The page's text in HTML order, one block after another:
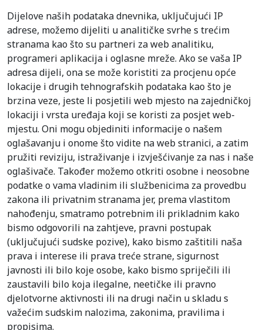
Dijelove naših podataka dnevnika, uključujući IP
adrese, možemo dijeliti u analitičke svrhe s trećim
stranama kao što su partneri za web analitiku,
programeri aplikacija i oglasne mreže. Ako se vaša IP
adresa dijeli, ona se može koristiti za procjenu opće
lokacije i drugih tehnografskih podataka kao što je
brzina veze, jeste li posjetili web mjesto na zajedničkoj
lokaciji i vrsta uređaja koji se koristi za posjet web-
mjestu. Oni mogu objediniti informacije o našem
oglašavanju i onome što vidite na web stranici, a zatim
pružiti reviziju, istraživanje i izvješćivanje za nas i naše
oglašivače. Također možemo otkriti osobne i neosobne
podatke o vama vladinim ili službenicima za provedbu
zakona ili privatnim stranama jer, prema vlastitom
nahođenju, smatramo potrebnim ili prikladnim kako
bismo odgovorili na zahtjeve, pravni postupak
(uključujući sudske pozive), kako bismo zaštitili naša
prava i interese ili prava treće strane, sigurnost
javnosti ili bilo koje osobe, kako bismo spriječili ili
zaustavili bilo koja ilegalne, neetičke ili pravno
djelotvorne aktivnosti ili na drugi način u skladu s
važećim sudskim nalozima, zakonima, pravilima i
propisima.